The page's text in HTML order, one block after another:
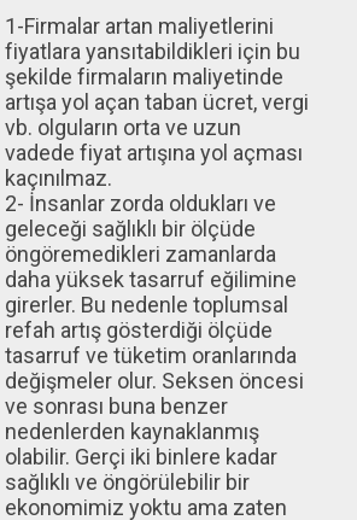
1-Firmalar artan maliyetlerini
fiyatlara yansıtabildikleri için bu
şekilde firmaların maliyetinde
artışa yol açan taban ücret, vergi
vb. olguların orta ve uzun
vadede fiyat artışına yol açması
kaçınılmaz.
2- İnsanlar zorda oldukları ve
geleceği sağlıklı bir ölçüde
öngöremedikleri zamanlarda
daha yüksek tasarruf eğilimine
girerler. Bu nedenle toplumsal
refah artış gösterdiği ölçüde
tasarruf ve tüketim oranlarında
değişmeler olur. Seksen öncesi
ve sonrası buna benzer
nedenlerden kaynaklanmış
olabilir. Gerçi iki binlere kadar
sağlıklı ve öngörülebilir bir
ekonomimiz yoktu ama zaten